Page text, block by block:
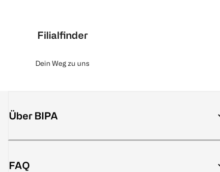
Filialfinder
Dein Weg zu uns
Über BIPA
FAQ